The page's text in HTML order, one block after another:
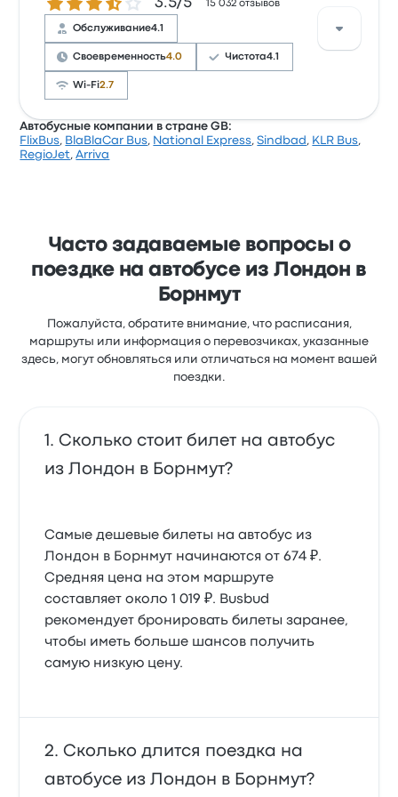
путешественникам нравится чистота и доступ к
Количество звезд: 3.5 из 5
3.5/5 15 032 отзывов
Обслуживание4.1
Своевременность4.0 Чистота4.1
Wi-Fi2.7
Рейтинг компании на Busbud: 3.5 (всего оценок:
Автобусные компании в стране GB:
FlixBus, BlaBlaCar Bus, National Express,Sindbad , KLR Bus,
RegioJet,Arriva
Часто задаваемые вопросы о
поездке на автобусе из Лондон в
Борнмут
Пожалуйста, обратите внимание, что расписания,
маршруты или информация о перевозчиках, указанные
здесь, могут обновляться или отличаться на момент вашей
поездки.
Сколько стоит билет на автобус
из Лондон в Борнмут?
Самые дешевые билеты на автобус из
Лондон в Борнмут начинаются от 674 ₽.
Средняя цена на этом маршруте
составляет около 1 019 ₽. Busbud
рекомендует бронировать билеты заранее,
чтобы иметь больше шансов получить
самую низкую цену.
Сколько длится поездка на
автобусе из Лондон в Борнмут?